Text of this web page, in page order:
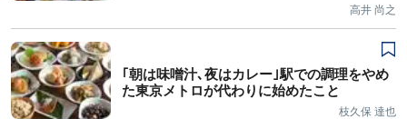
高井 尚之
｢朝は味噌汁､夜はカレー｣駅での調理をやめ
た東京メトロが代わりに始めたこと
枝久保 達也